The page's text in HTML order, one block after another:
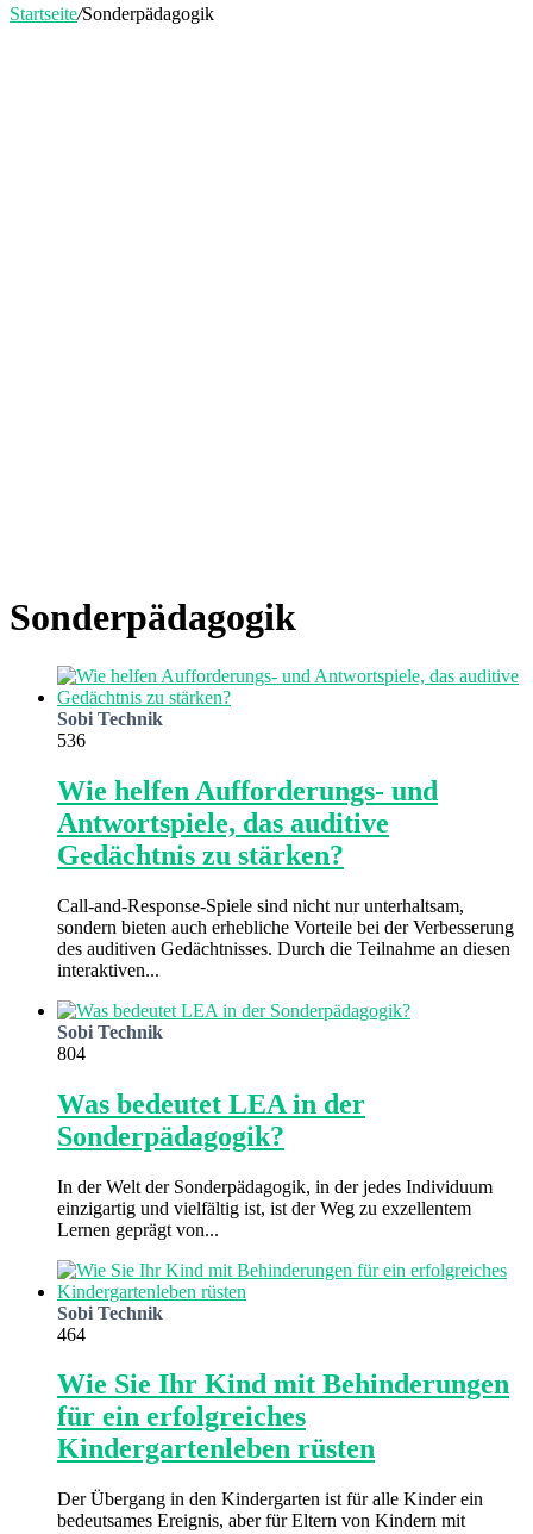
Startseite/Sonderpädagogik
Sonderpädagogik
Sobi Technik
536
Wie helfen Aufforderungs- und
Antwortspiele, das auditive
Gedächtnis zu stärken?
Call-and-Response-Spiele sind nicht nur unterhaltsam,
sondern bieten auch erhebliche Vorteile bei der Verbesserung
des auditiven Gedächtnisses. Durch die Teilnahme an diesen
interaktiven...
Sobi Technik
804
Was bedeutet LEA in der
Sonderpädagogik?
In der Welt der Sonderpädagogik, in der jedes Individuum
einzigartig und vielfältig ist, ist der Weg zu exzellentem
Lernen geprägt von...
Sobi Technik
464
Wie Sie Ihr Kind mit Behinderungen
für ein erfolgreiches
Kindergartenleben rüsten
Der Übergang in den Kindergarten ist für alle Kinder ein
bedeutsames Ereignis, aber für Eltern von Kindern mit